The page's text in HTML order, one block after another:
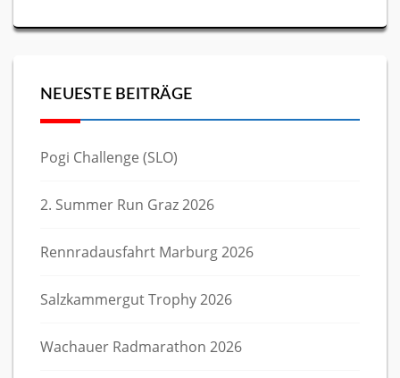
NEUESTE BEITRÄGE
Pogi Challenge (SLO)
2. Summer Run Graz 2026
Rennradausfahrt Marburg 2026
Salzkammergut Trophy 2026
Wachauer Radmarathon 2026